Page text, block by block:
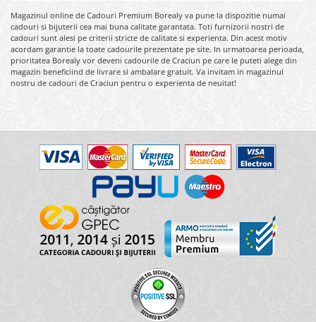
Magazinul online de Cadouri Premium Borealy va pune la dispozitie numai
cadouri si bijuterii cea mai buna calitate garantata. Toti furnizorii nostri de
cadouri sunt alesi pe criterii stricte de calitate si experienta. Din acest motiv
acordam garantie la toate cadourile prezentate pe site. In urmatoarea perioada,
prioritatea Borealy vor deveni cadourile de Craciun pe care le puteti alege din
magazin beneficiind de livrare si ambalare gratuit. Va invitam in magazinul
nostru de cadouri de Craciun pentru o experienta de neuitat!